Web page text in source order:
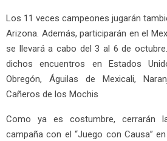
Los 11 veces campeones jugarán
Arizona. Además, participarán en el
se llevará a cabo del 3 al 6 de
dichos encuentros en Estados
Obregón, Águilas de Mexicali,
Cañeros de los Mochis
Como ya es costumbre, cerrarán
campaña con el “Juego con Causa”